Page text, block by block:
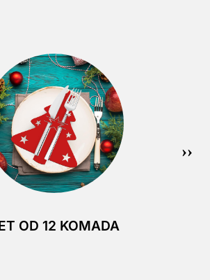
OD 12 KOMADA